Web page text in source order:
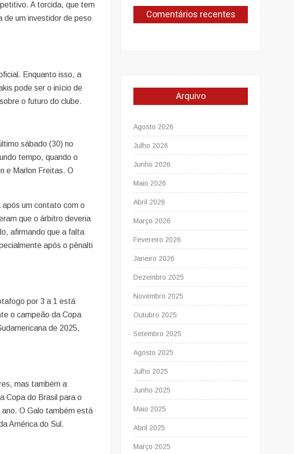
A torcida, que tem
de um investidor de peso
Enquanto isso, a
pode ser o início de
o futuro do clube.
sábado (30) no
tempo, quando o
e Marlon Freitas. O
após um contato com o
que o árbitro deveria
afirmando que a falta
após o pênalti
por 3 a 1 está
o campeão da Copa
de 2025,
mas também a
Copa do Brasil para o
O Galo também está
América do Sul.
Comentários recentes
Arquivo
Agosto 2026
Julho 2026
Junho 2026
Maio 2026
Abril 2026
Março 2026
Fevereiro 2026
Janeiro 2026
Dezembro 2025
Novembro 2025
Outubro 2025
Setembro 2025
Agosto 2025
Julho 2025
Junho 2025
Maio 2025
Abril 2025
Março 2025